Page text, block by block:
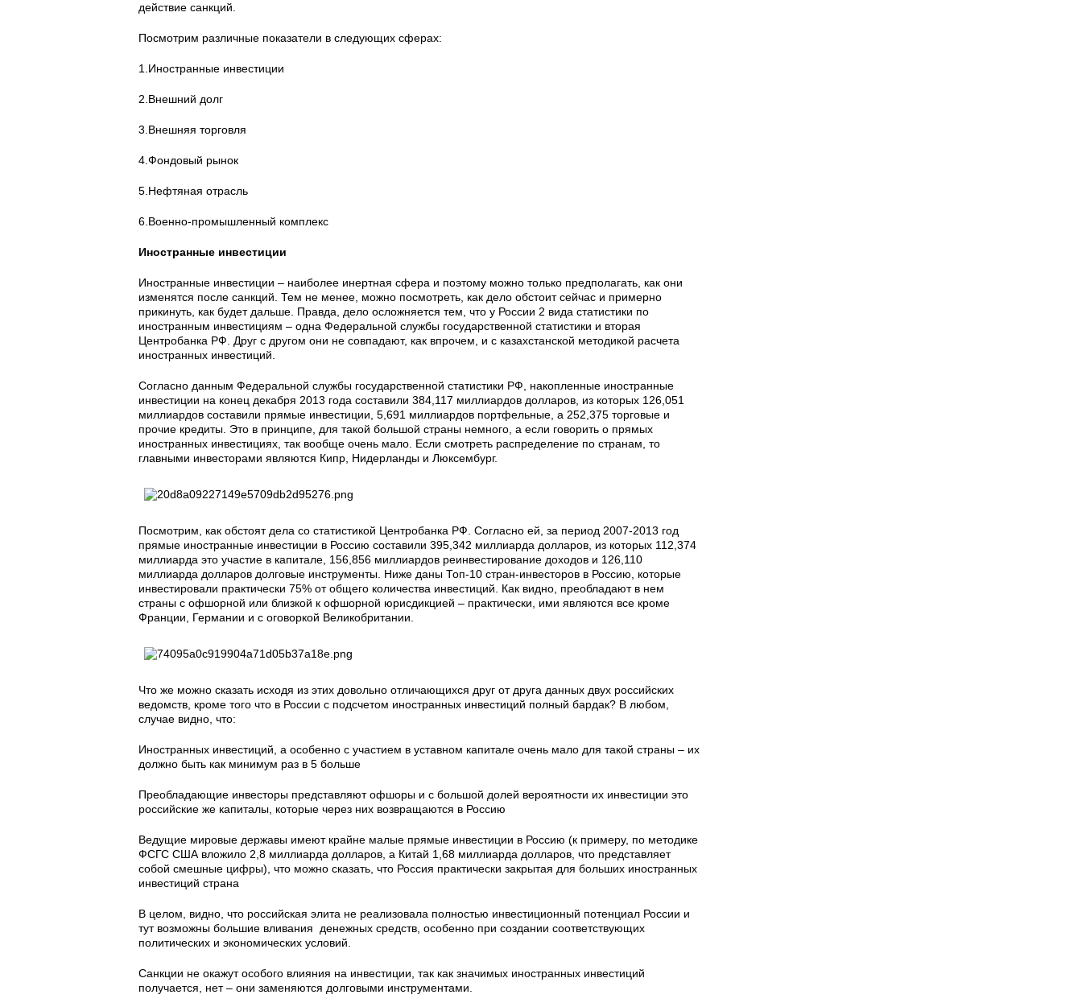
действие санкций.
Посмотрим различные показатели в следующих сферах:
1.Иностранные инвестиции
2.Внешний долг
3.Внешняя торговля
4.Фондовый рынок
5.Нефтяная отрасль
6.Военно-промышленный комплекс
Иностранные инвестиции
Иностранные инвестиции – наиболее инертная сфера и поэтому можно только предполагать, как они
изменятся после санкций. Тем не менее, можно посмотреть, как дело обстоит сейчас и примерно
прикинуть, как будет дальше. Правда, дело осложняется тем, что у России 2 вида статистики по
иностранным инвестициям – одна Федеральной службы государственной статистики и вторая
Центробанка РФ. Друг с другом они не совпадают, как впрочем, и с казахстанской методикой расчета
иностранных инвестиций.
Согласно данным Федеральной службы государственной статистики РФ, накопленные иностранные
инвестиции на конец декабря 2013 года составили 384,117 миллиардов долларов, из которых 126,051
миллиардов составили прямые инвестиции, 5,691 миллиардов портфельные, а 252,375 торговые и
прочие кредиты. Это в принципе, для такой большой страны немного, а если говорить о прямых
иностранных инвестициях, так вообще очень мало. Если смотреть распределение по странам, то
главными инвесторами являются Кипр, Нидерланды и Люксембург.
Посмотрим, как обстоят дела со статистикой Центробанка РФ. Согласно ей, за период 2007-2013 год
прямые иностранные инвестиции в Россию составили 395,342 миллиарда долларов, из которых 112,374
миллиарда это участие в капитале, 156,856 миллиардов реинвестирование доходов и 126,110
миллиарда долларов долговые инструменты. Ниже даны Топ-10 стран-инвесторов в Россию, которые
инвестировали практически 75% от общего количества инвестиций. Как видно, преобладают в нем
страны с офшорной или близкой к офшорной юрисдикцией – практически, ими являются все кроме
Франции, Германии и с оговоркой Великобритании.
Что же можно сказать исходя из этих довольно отличающихся друг от друга данных двух российских
ведомств, кроме того что в России с подсчетом иностранных инвестиций полный бардак? В любом,
случае видно, что:
Иностранных инвестиций, а особенно с участием в уставном капитале очень мало для такой страны – их
должно быть как минимум раз в 5 больше
Преобладающие инвесторы представляют офшоры и с большой долей вероятности их инвестиции это
российские же капиталы, которые через них возвращаются в Россию
Ведущие мировые державы имеют крайне малые прямые инвестиции в Россию (к примеру, по методике
ФСГС США вложило 2,8 миллиарда долларов, а Китай 1,68 миллиарда долларов, что представляет
собой смешные цифры), что можно сказать, что Россия практически закрытая для больших иностранных
инвестиций страна
В целом, видно, что российская элита не реализовала полностью инвестиционный потенциал России и
тут возможны большие вливания денежных средств, особенно при создании соответствующих
политических и экономических условий.
Санкции не окажут особого влияния на инвестиции, так как значимых иностранных инвестиций
получается, нет – они заменяются долговыми инструментами.